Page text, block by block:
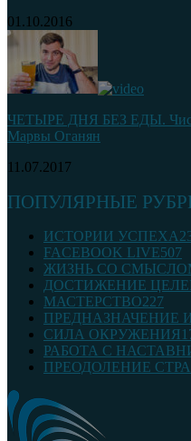
01.10.2016
ЧЕТЫРЕ ДНЯ БЕЗ ЕДЫ.
Марвы Оганян
11.07.2017
ПОПУЛЯРНЫЕ
ИСТОРИИ УСПЕХА
FACEBOOK LIVE507
ЖИЗНЬ СО
ДОСТИЖЕНИЕ
МАСТЕРСТВО227
ПРЕДНАЗНАЧЕНИЕ
СИЛА ОКРУЖЕНИЯ
РАБОТА С
ПРЕОДОЛЕНИЕ